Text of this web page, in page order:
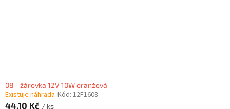
08 - žárovka 12V 10W oranžová
Existuje náhrada Kód: 12F1608
44,10 Kč / ks